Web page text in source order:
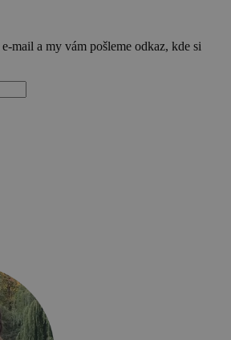
mail a my vám pošleme odkaz, kde si